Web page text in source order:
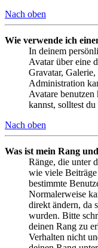
Nach oben
Wie verwende ich
In deinem
Avatar über eine
Gravatar,
Administration
Avatare
kannst, solltest
Nach oben
Was ist mein Rang
Ränge, die unter
wie viele
bestimmte
Normalerweise
direkt ändern, da
wurden. Bitte
deinen Rang zu
Verhalten nicht